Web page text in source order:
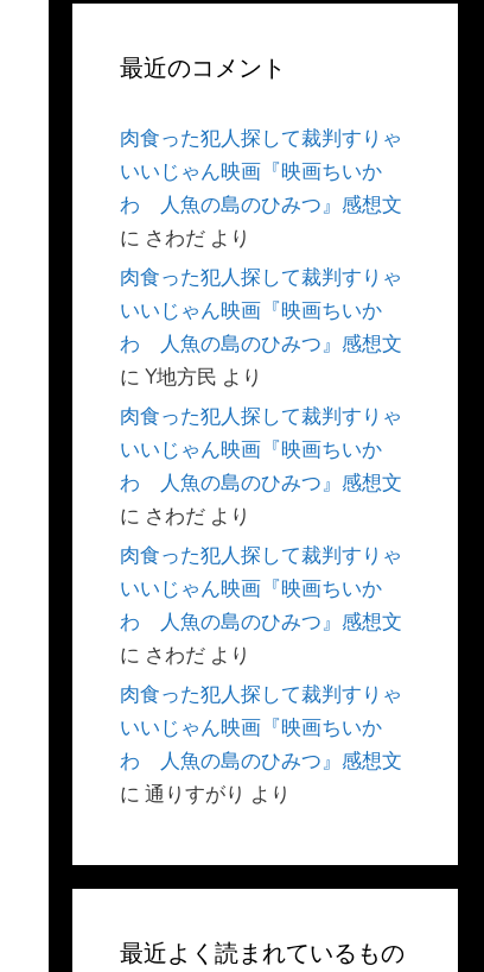
最近のコメント
肉食った犯人探して裁判すりゃ
いいじゃん映画『映画ちいか
わ 人魚の島のひみつ』感想文
に さわだ より
肉食った犯人探して裁判すりゃ
いいじゃん映画『映画ちいか
わ 人魚の島のひみつ』感想文
に Y地方民 より
肉食った犯人探して裁判すりゃ
いいじゃん映画『映画ちいか
わ 人魚の島のひみつ』感想文
に さわだ より
肉食った犯人探して裁判すりゃ
いいじゃん映画『映画ちいか
わ 人魚の島のひみつ』感想文
に さわだ より
肉食った犯人探して裁判すりゃ
いいじゃん映画『映画ちいか
わ 人魚の島のひみつ』感想文
に 通りすがり より
最近よく読まれているもの